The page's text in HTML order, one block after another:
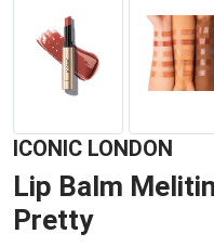
ICONIC LONDON
Lip Balm
Pretty